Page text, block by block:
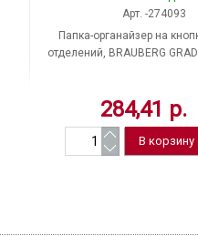
Арт. -274093
Папка-органайзер на
отделений, BRAUBERG
284,41 р.